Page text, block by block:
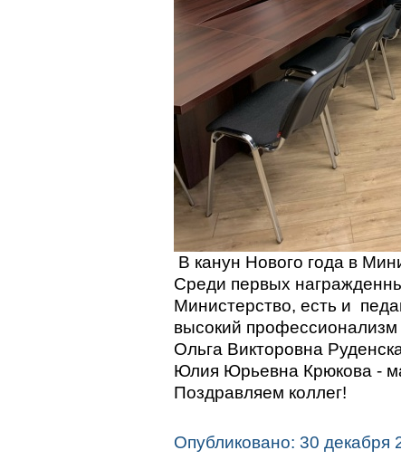
В канун Нового года в
Среди первых
Министерство, есть и
высокий
Ольга Викторовна
Юлия Юрьевна Крюкова -
Поздравляем коллег!
Опубликовано: 30 декабря